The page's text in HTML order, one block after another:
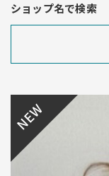
ショップ名で検索
NEW